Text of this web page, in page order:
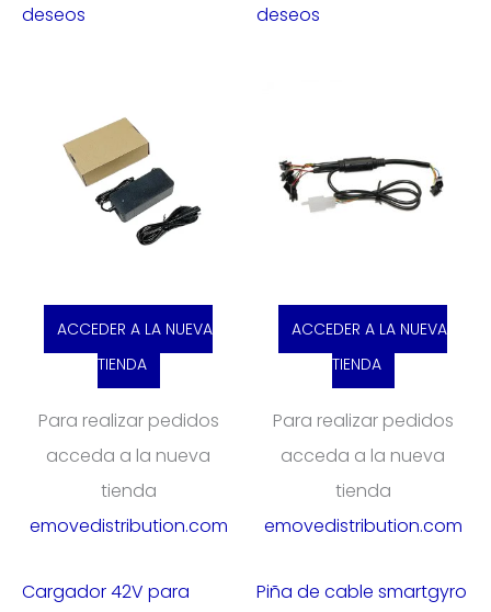
deseos
deseos
ACCEDER A LA NUEVA
TIENDA
Para realizar pedidos
acceda a la nueva
tienda
emovedistribution.com
Cargador 42V para
ACCEDER A LA NUEVA
TIENDA
Para realizar pedidos
acceda a la nueva
tienda
emovedistribution.com
Piña de cable smartgyro